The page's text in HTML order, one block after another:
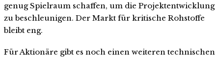
genug Spielraum schaffen, um die Projektentwicklung
zu beschleunigen. Der Markt für kritische Rohstoffe
bleibt eng.
Für Aktionäre gibt es noch einen weiteren technischen